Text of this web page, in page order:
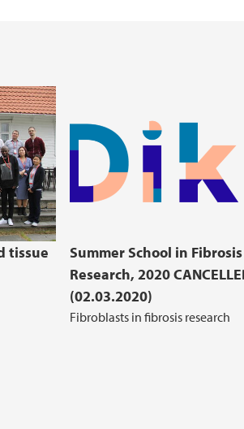
tissue
Summer School in Fibrosis
Research, 2020
(02.03.2020)
Fibroblasts in fibrosis research